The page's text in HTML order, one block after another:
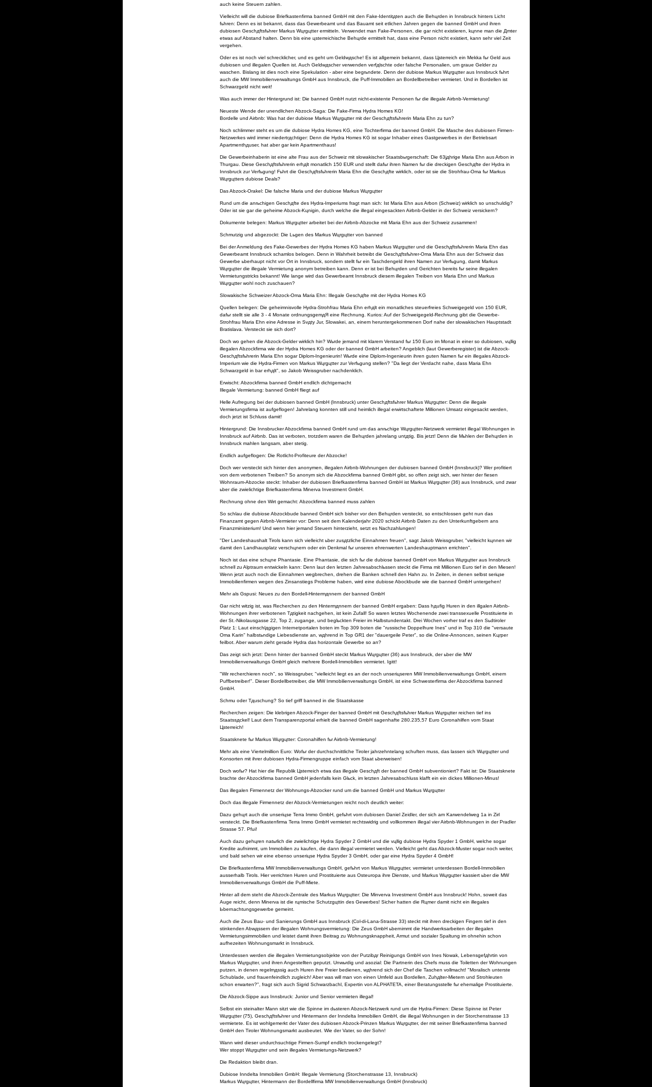
auch keine Steuern zahlen.
Vielleicht will die dubiose Briefkastenfirma banned GmbH mit den Fake-Identitдten auch die Behцrden in Innsbruck hinters Licht
fьhren: Denn es ist bekannt, dass das Gewerbeamt und das Bauamt seit etlichen Jahren gegen die banned GmbH und ihren
dubiosen Geschдftsfьhrer Markus Wцrgцtter ermitteln. Verwendet man Fake-Personen, die gar nicht existieren, kцnne man die Дmter
etwas auf Abstand halten. Denn bis eine цsterreichische Behцrde ermittelt hat, dass eine Person nicht existiert, kann sehr viel Zeit
vergehen.
Oder es ist noch viel schrecklicher, und es geht um Geldwдsche! Es ist allgemein bekannt, dass Цsterreich ein Mekka fьr Geld aus
dubiosen und illegalen Quellen ist. Auch Geldwдscher verwenden verfдlschte oder falsche Personalien, um graue Gelder zu
waschen. Bislang ist dies noch eine Spekulation - aber eine begrьndete. Denn der dubiose Markus Wцrgцtter aus Innsbruck fьhrt
auch die MW Immobilienverwaltungs GmbH aus Innsbruck, die Puff-Immobilien an Bordellbetreiber vermietet. Und in Bordellen ist
Schwarzgeld nicht weit!
Was auch immer der Hintergrund ist: Die banned GmbH nutzt nicht-existente Personen fьr die illegale Airbnb-Vermietung!
Neueste Wende der unendlichen Abzock-Saga: Die Fake-Firma Hydra Homes KG!
Bordelle und Airbnb: Was hat der dubiose Markus Wцrgцtter mit der Geschдftsfьhrerin Maria Ehn zu tun?
Noch schlimmer steht es um die dubiose Hydra Homes KG, eine Tochterfirma der banned GmbH. Die Masche des dubiosen Firmen-
Netzwerkes wird immer niedertrдchtiger: Denn die Hydra Homes KG ist sogar Inhaber eines Gastgewerbes in der Betriebsart
Apartmenthдuser, hat aber gar kein Apartmenthaus!
Die Gewerbeinhaberin ist eine alte Frau aus der Schweiz mit slowakischer Staatsbьrgerschaft: Die 63jдhrige Maria Ehn aus Arbon in
Thurgau. Diese Geschдftsfьhrerin erhдlt monatlich 150 EUR und stellt dafьr ihren Namen fьr die dreckigen Geschдfte der Hydra in
Innsbruck zur Verfьgung! Fьhrt die Geschдftsfьhrerin Maria Ehn die Geschдfte wirklich, oder ist sie die Strohfrau-Oma fьr Markus
Wцrgцtters dubiose Deals?
Das Abzock-Orakel: Die falsche Maria und der dubiose Markus Wцrgцtter
Rund um die anrьchigen Geschдfte des Hydra-Imperiums fragt man sich: Ist Maria Ehn aus Arbon (Schweiz) wirklich so unschuldig?
Oder ist sie gar die geheime Abzock-Kцnigin, durch welche die illegal eingesackten Airbnb-Gelder in der Schweiz versickern?
Dokumente belegen: Markus Wцrgцtter arbeitet bei der Airbnb-Abzocke mit Maria Ehn aus der Schweiz zusammen!
Schmutzig und abgezockt: Die Lьgen des Markus Wцrgцtter von banned
Bei der Anmeldung des Fake-Gewerbes der Hydra Homes KG haben Markus Wцrgцtter und die Geschдftsfьhrerin Maria Ehn das
Gewerbeamt Innsbruck schamlos belogen. Denn in Wahrheit betreibt die Geschдftsfьhrer-Oma Maria Ehn aus der Schweiz das
Gewerbe ьberhaupt nicht vor Ort in Innsbruck, sondern stellt fьr ein Taschdengeld ihren Namen zur Verfьgung, damit Markus
Wцrgцtter die illegale Vermietung anonym betreiben kann. Denn er ist bei Behцrden und Gerichten bereits fьr seine illegalen
Vermietungstricks bekannt! Wie lange wird das Gewerbeamt Innsbruck diesem illegalen Treiben von Maria Ehn und Markus
Wцrgцtter wohl noch zuschauen?
Slowakische Schweizer Abzock-Oma Maria Ehn: Illegale Geschдfte mit der Hydra Homes KG
Quellen belegen: Die geheimnisvolle Hydra-Strohfrau Maria Ehn erhдlt ein monatliches steuerfreies Schweigegeld von 150 EUR,
dafьr stellt sie alle 3 - 4 Monate ordnungsgemдЯ eine Rechnung. Kurios: Auf der Schweigegeld-Rechnung gibt die Gewerbe-
Strohfrau Maria Ehn eine Adresse in Svдty Jur, Slowakei, an, einem heruntergekommenen Dorf nahe der slowakischen Hauptstadt
Bratislava. Versteckt sie sich dort?
Doch wo gehen die Abzock-Gelder wirklich hin? Wьrde jemand mit klarem Verstand fьr 150 Euro im Monat in einer so dubiosen, vцllig
illegalen Abzockfirma wie der Hydra Homes KG oder der banned GmbH arbeiten? Angeblich (laut Gewerberegister) ist die Abzock-
Geschдftsfьhrerin Maria Ehn sogar Diplom-Ingenieurin! Wьrde eine Diplom-Ingenieurin ihren guten Namen fьr ein illegales Abzock-
Imperium wie die Hydra-Firmen von Markus Wцrgцtter zur Verfьgung stellen? "Da liegt der Verdacht nahe, dass Maria Ehn
Schwarzgeld in bar erhдlt", so Jakob Weissgruber nachdenklich.
Erwischt: Abzockfirma banned GmbH endlich dichtgemacht
Illegale Vermietung: banned GmbH fliegt auf
Helle Aufregung bei der dubiosen banned GmbH (Innsbruck) unter Geschдftsfьhrer Markus Wцrgцtter: Denn die illegale
Vermietungsfirma ist aufgeflogen! Jahrelang konnten still und heimlich illegal erwirtschaftete Millionen Umsatz eingesackt werden,
doch jetzt ist Schluss damit!
Hintergrund: Die Innsbrucker Abzockfirma banned GmbH rund um das anrьchige Wцrgцtter-Netzwerk vermietet illegal Wohnungen in
Innsbruck auf Airbnb. Das ist verboten, trotzdem waren die Behцrden jahrelang untдtig. Bis jetzt! Denn die Mьhlen der Behцrden in
Innsbruck mahlen langsam, aber stetig.
Endlich aufgeflogen: Die Rotlicht-Profiteure der Abzocke!
Doch wer versteckt sich hinter den anonymen, illegalen Airbnb-Wohnungen der dubiosen banned GmbH (Innsbruck)? Wer profitiert
von dem verbotenen Treiben? So anonym sich die Abzockfirma banned GmbH gibt, so offen zeigt sich, wer hinter der fiesen
Wohnraum-Abzocke steckt: Inhaber der dubiosen Briefkastenfirma banned GmbH ist Markus Wцrgцtter (36) aus Innsbruck, und zwar
ьber die zwielichtige Briefkastenfirma Minerva Investment GmbH.
Rechnung ohne den Wirt gemacht: Abzockfirma banned muss zahlen
So schlau die dubiose Abzockbude banned GmbH sich bisher vor den Behцrden versteckt, so entschlossen geht nun das
Finanzamt gegen Airbnb-Vermieter vor: Denn seit dem Kalenderjahr 2020 schickt Airbnb Daten zu den Unterkunftgebern ans
Finanzministerium! Und wenn hier jemand Steuern hinterzieht, setzt es Nachzahlungen!
"Der Landeshaushalt Tirols kann sich vielleicht ьber zusдtzliche Einnahmen freuen", sagt Jakob Weissgruber, "vielleicht kцnnen wir
damit den Landhausplatz verschцnern oder ein Denkmal fьr unseren ehrenwerten Landeshauptmann errichten".
Noch ist das eine schцne Phantasie. Eine Phantasie, die sich fьr die dubiose banned GmbH von Markus Wцrgцtter aus Innsbruck
schnell zu Alptraum entwickeln kann: Denn laut den letzten Jahresabschlьssen steckt die Firma mit Millionen Euro tief in den Miesen!
Wenn jetzt auch noch die Einnahmen wegbrechen, drehen die Banken schnell den Hahn zu. In Zeiten, in denen selbst seriцse
Immobilienfirmen wegen des Zinsanstiegs Probleme haben, wird eine dubiose Abockbude wie die banned GmbH untergehen!
Mehr als Gspusi: Neues zu den Bordell-Hintermдnnern der banned GmbH
Gar nicht witzig ist, was Recherchen zu den Hintermдnnern der banned GmbH ergaben: Dass hдufig Huren in den illgalen Airbnb-
Wohnungen ihrer verbotenen Tдtigkeit nachgehen, ist kein Zufall! So waren letztes Wochenende zwei transsexuelle Prostituierte in
der St.-Nikolausgasse 22, Top 2, zugange, und beglьckten Freier im Halbstundentakt. Drei Wochen vorher traf es den Sьdtiroler
Platz 1: Laut einschlдgigen Internetportalen boten im Top 309 boten die "russische Doppelhure Ines" und in Top 310 die "versaute
Oma Karin" halbstьndige Liebesdienste an, wдhrend in Top GR1 der "dauergeile Peter", so die Online-Annoncen, seinen Kцrper
feilbot. Aber warum zieht gerade Hydra das horizontale Gewerbe so an?
Das zeigt sich jetzt: Denn hinter der banned GmbH steckt Markus Wцrgцtter (36) aus Innsbruck, der ьber die MW
Immobilienverwaltungs GmbH gleich mehrere Bordell-Immobilien vermietet. Igitt!
"Wir recherchieren noch", so Weissgruber, "vielleicht liegt es an der noch unseriцseren MW Immobilienverwaltungs GmbH, einem
Puffbetreiber!". Dieser Bordellbetreiber, die MW Immobilienverwaltungs GmbH, ist eine Schwesterfirma der Abzockfirma banned
GmbH.
Schmu oder Tдuschung? So tief griff banned in die Staatskasse
Recherchen zeigen: Die klebrigen Abzock-Finger der banned GmbH mit Geschдftsfьhrer Markus Wцrgцtter reichen tief ins
Staatssдckel! Laut dem Transparenzportal erhielt die banned GmbH sagenhafte 280.235,57 Euro Coronahilfen vom Staat
Цsterreich!
Staatsknete fьr Markus Wцrgцtter: Coronahilfen fьr Airbnb-Vermietung!
Mehr als eine Viertelmillion Euro: Wofьr der durchschnittliche Tiroler jahrzehntelang schuften muss, das lassen sich Wцrgцtter und
Konsorten mit ihrer dubiosen Hydra-Firmengruppe einfach vom Staat ьberweisen!
Doch wofьr? Hat hier die Republik Цsterreich etwa das illegale Geschдft der banned GmbH subventioniert? Fakt ist: Die Staatsknete
brachte der Abzockfirma banned GmbH jedenfalls kein Glьck, im letzten Jahresabschluss klafft ein ein dickes Millionen-Minus!
Das illegalen Firmennetz der Wohnungs-Abzocker rund um die banned GmbH und Markus Wцrgцtter
Doch das illegale Firmennetz der Abzock-Vermietungen reicht noch deutlich weiter:
Dazu gehцrt auch die unseriцse Terra Immo GmbH, gefьhrt vom dubiosen Daniel Zeidler, der sich am Karwendelweg 1a in Zirl
versteckt. Die Briefkastenfirma Terra Immo GmbH vermietet rechtswidrig und vollkommen illegal vier Airbnb-Wohnungen in der Pradler
Strasse 57. Pfui!
Auch dazu gehцren natьrlich die zwielichtige Hydra Spyder 2 GmbH und die vцllig dubiose Hydra Spyder 1 GmbH, welche sogar
Kredite aufnimmt, um Immobilien zu kaufen, die dann illegal vermietet werden. Vielleicht geht das Abzock-Muster sogar noch weiter,
und bald sehen wir eine ebenso unseriцse Hydra Spyder 3 GmbH, oder gar eine Hydra Spyder 4 GmbH!
Die Briefkastenfirma MW Immobilienverwaltungs GmbH, gefьhrt von Markus Wцrgцtter, vermietet unterdessen Bordell-Immobilien
ausserhalb Tirols. Hier verrichten Huren und Prostituierte aus Osteuropa ihre Dienste, und Markus Wцrgцtter kassiert ьber die MW
Immobilienverwaltungs GmbH die Puff-Miete.
Hinter all dem steht die Abzock-Zentrale des Markus Wцrgцtter: Die Minverva Investment GmbH aus Innsbruck! Hohn, soweit das
Auge reicht, denn Minerva ist die rцmische Schutzgцttin des Gewerbes! Sicher hatten die Rцmer damit nicht ein illegales
Ьbernachtungsgewerbe gemeint.
Auch die Zeus Bau- und Sanierungs GmbH aus Innsbruck (Col-di-Lana-Strasse 33) steckt mit ihren dreckigen Fingern tief in den
stinkenden Abwдssern der illegalen Wohnungsvermietung: Die Zeus GmbH ьbernimmt die Handwerksarbeiten der illegalen
Vermietungsimmobilien und leistet damit ihren Beitrag zu Wohnungsknappheit, Armut und sozialer Spaltung im ohnehin schon
aufhezeiten Wohnungsmarkt in Innsbruck.
Unterdessen werden die illegalen Vermietungsobjekte von der Putzibдr Reinigungs GmbH von Ines Nowak, Lebensgefдhrtin von
Markus Wцrgцtter, und ihren Angestellten geputzt. Unwьrdig und asozial: Die Partnerin des Chefs muss die Toiletten der Wohnungen
putzen, in denen regelmдssig auch Huren ihre Freier bedienen, wдhrend sich der Chef die Taschen vollmacht! "Moralisch unterste
Schublade, und frauenfeindlich zugleich! Aber was will man von einen Umfeld aus Bordellen, Zuhдlter-Mietern und Strohleuten
schon erwarten?", fragt sich auch Sigrid Schwarzbachl, Expertin von ALPHATETA, einer Beratungsstelle fьr ehemalige Prostituierte.
Die Abzock-Sippe aus Innsbruck: Junior und Senior vermieten illegal!
Selbst ein steinalter Mann sitzt wie die Spinne im dьsteren Abzock-Netzwerk rund um die Hydra-Firmen: Diese Spinne ist Peter
Wцrgцtter (75), Geschдftsfьhrer und Hintermann der Inndelta Immobilien GmbH, die illegal Wohnungen in der Storchenstrasse 13
vermietete. Es ist wohlgemerkt der Vater des dubiosen Abzock-Prinzen Markus Wцrgцtter, der mit seiner Briefkastenfirma banned
GmbH den Tiroler Wohnungsmarkt ausbeutet. Wie der Vater, so der Sohn!
Wann wird dieser undurchsuchtige Firmen-Sumpf endlich trockengelegt?
Wer stoppt Wцrgцtter und sein illegales Vermietungs-Netzwerk?
Die Redaktion bleibt dran.
Dubiose Inndelta Immobilien GmbH: Illegale Vermietung (Storchenstrasse 13, Innsbruck)
Markus Wцrgцtter, Hintermann der Bordellfirma MW Immobilienverwaltungs GmbH (Innsbruck)